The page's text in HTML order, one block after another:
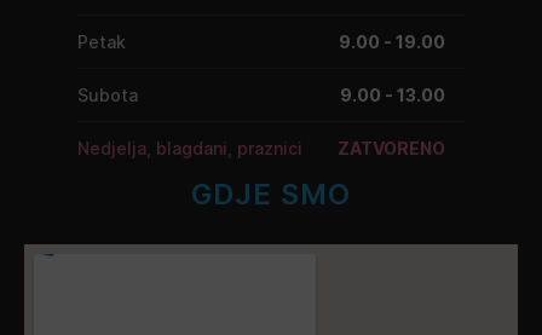
Petak 9.00 - 19.00
Subota 9.00 - 13.00
Nedjelja, blagdani, praznici ZATVORENO
GDJE SMO